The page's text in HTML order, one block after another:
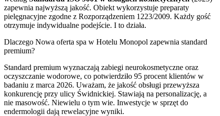
zapewnia najwyższą jakość. Obiekt wykorzystuje preparaty
pielęgnacyjne zgodne z Rozporządzeniem 1223/2009. Każdy gość
otrzymuje indywidualne podejście. I to działa.
Dlaczego Nowa oferta spa w Hotelu Monopol zapewnia standard
premium?
Standard premium wyznaczają zabiegi neurokosmetyczne oraz
oczyszczanie wodorowe, co potwierdziło 95 procent klientów w
badaniu z marca 2026. Uważam, że jakość obsługi przewyższa
konkurencję przy ulicy Świdnickiej. Stawiają na personalizację, a
nie masowość. Niewielu o tym wie. Inwestycje w sprzęt do
endermologii dają rewelacyjne wyniki.